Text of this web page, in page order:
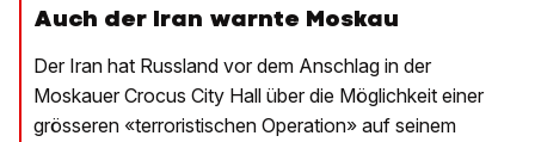
Auch der Iran warnte Moskau
Der Iran hat Russland vor dem Anschlag in der
Moskauer Crocus City Hall über die Möglichkeit einer
grösseren «terroristischen Operation» auf seinem